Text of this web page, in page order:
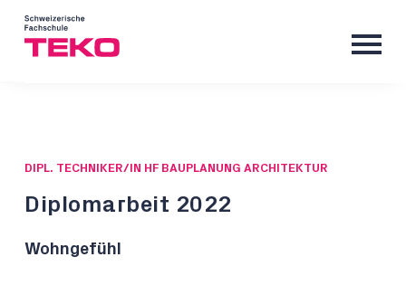
DIPL. TECHNIKER/IN HF BAUPLANUNG ARCHITEKTUR
Diplomarbeit 2022
Wohngefühl